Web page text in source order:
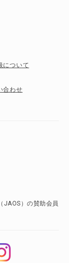
について
合わせ
JAOS）の賛助会員